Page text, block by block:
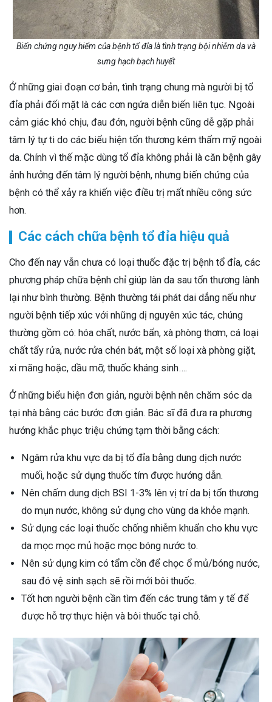
Biến chứng nguy hiểm của bệnh tổ đỉa là tình trạng bội nhiễm da và
sưng hạch bạch huyết
Ở những giai đoạn cơ bản, tình trạng chung mà người bị tổ
đỉa phải đối mặt là các cơn ngứa diễn biến liên tục. Ngoài
cảm giác khó chịu, đau đớn, người bệnh cũng dễ gặp phải
tâm lý tự ti do các biểu hiện tổn thương kém thẩm mỹ ngoài
da. Chính vì thế mặc dùng tổ đỉa không phải là căn bệnh gây
ảnh hưởng đến tâm lý người bệnh, nhưng biến chứng của
bệnh có thể xảy ra khiến việc điều trị mất nhiều công sức
hơn.
Các cách chữa bệnh tổ đỉa hiệu quả
Cho đến nay vẫn chưa có loại thuốc đặc trị bệnh tổ đỉa, các
phương pháp chữa bệnh chỉ giúp làn da sau tổn thương lành
lại như bình thường. Bệnh thường tái phát dai dẳng nếu như
người bệnh tiếp xúc với những dị nguyên xúc tác, chúng
thường gồm có: hóa chất, nước bẩn, xà phòng thơm, cá loại
chất tẩy rửa, nước rửa chén bát, một số loại xà phòng giặt,
xi măng hoặc, dầu mỡ, thuốc kháng sinh….
Ở những biểu hiện đơn giản, người bệnh nên chăm sóc da
tại nhà bằng các bước đơn giản. Bác sĩ đã đưa ra phương
hướng khắc phục triệu chứng tạm thời bằng cách:
Ngâm rửa khu vực da bị tổ đỉa bằng dung dịch nước
muối, hoặc sử dụng thuốc tím được hướng dẫn.
Nên chấm dung dịch BSI 1-3% lên vị trí da bị tổn thương
do mụn nước, không sử dụng cho vùng da khỏe mạnh.
Sử dụng các loại thuốc chống nhiễm khuẩn cho khu vực
da mọc mọc mủ hoặc mọc bóng nước to.
Nên sử dụng kim có tẩm cồn để chọc ổ mủ/bóng nước,
sau đó vệ sinh sạch sẽ rồi mới bôi thuốc.
Tốt hơn người bệnh cần tìm đến các trung tâm y tế để
được hỗ trợ thực hiện và bôi thuốc tại chỗ.